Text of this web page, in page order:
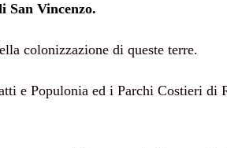
Vincenzo.
colonizzazione di queste terre.
e Populonia ed i Parchi Costieri di